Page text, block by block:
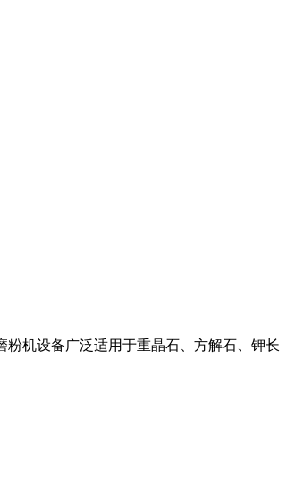
机设备广泛适用于重晶石、方解石、钾长